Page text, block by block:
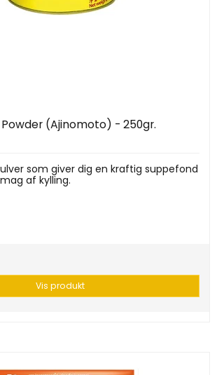
(Ajinomoto) - 250gr.
som giver dig en kraftig suppefond
af kylling.
Vis produkt